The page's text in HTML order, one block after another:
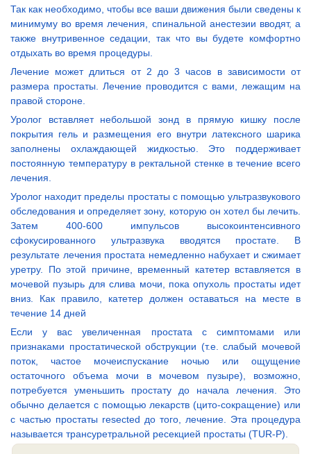
Так как необходимо, чтобы все ваши движения были сведены к
минимуму во время лечения, спинальной анестезии вводят, а
также внутривенное седации, так что вы будете комфортно
отдыхать во время процедуры.
Лечение может длиться от 2 до 3 часов в зависимости от
размера простаты. Лечение проводится с вами, лежащим на
правой стороне.
Уролог вставляет небольшой зонд в прямую кишку после
покрытия гель и размещения его внутри латексного шарика
заполнены охлаждающей жидкостью. Это поддерживает
постоянную температуру в ректальной стенке в течение всего
лечения.
Уролог находит пределы простаты с помощью ультразвукового
обследования и определяет зону, которую он хотел бы лечить.
Затем 400-600 импульсов высокоинтенсивного
сфокусированного ультразвука вводятся простате. В
результате лечения простата немедленно набухает и сжимает
уретру. По этой причине, временный катетер вставляется в
мочевой пузырь для слива мочи, пока опухоль простаты идет
вниз. Как правило, катетер должен оставаться на месте в
течение 14 дней
Если у вас увеличенная простата с симптомами или
признаками простатической обструкции (т.е. слабый мочевой
поток, частое мочеиспускание ночью или ощущение
остаточного объема мочи в мочевом пузыре), возможно,
потребуется уменьшить простату до начала лечения. Это
обычно делается с помощью лекарств (цито-сокращение) или
с частью простаты resected до того, лечение. Эта процедура
называется трансуретральной ресекцией простаты (TUR-P).